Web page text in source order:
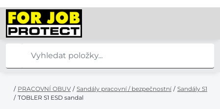
/ PRACOVNÍ OBUV / Sandály pracovní / bezpečnostní / Sandály S1
/ TOBLER S1 ESD sandal